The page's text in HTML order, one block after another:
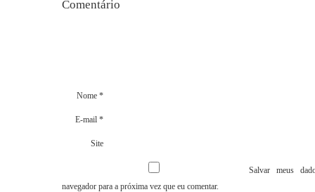
Nome *
E-mail *
Site
Salvar meus
navegador para a próxima vez que eu comentar.